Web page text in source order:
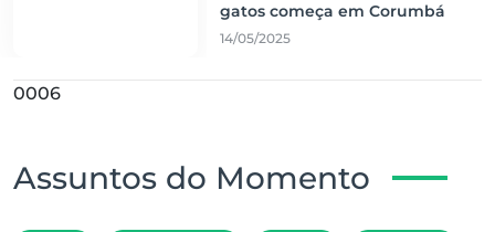
gatos começa em Corumbá
14/05/2025
0006
Assuntos do Momento